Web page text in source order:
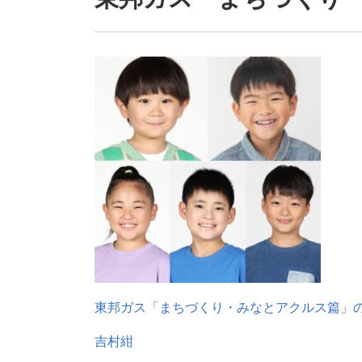
東邦ガス「まちづくり・みなとアクルス篇」
吉村紺